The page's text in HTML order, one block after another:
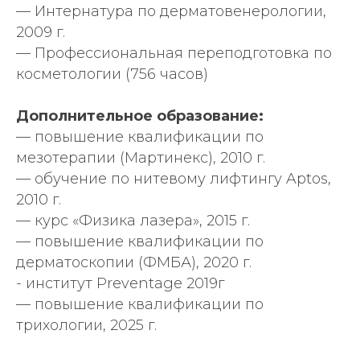
— Интернатура по дерматовенерологии,
2009 г.
— Профессиональная переподготовка по
косметологии (756 часов)
Дополнительное образование:
— повышение квалификации по
мезотерапии (Мартинекс), 2010 г.
— обучение по нитевому лифтингу Aptos,
2010 г.
— курс «Физика лазера», 2015 г.
— повышение квалификации по
дерматоскопии (ФМБА), 2020 г.
- институт Preventage 2019г
— повышение квалификации по
трихологии, 2025 г.
Запи сь на ко нсульта цию